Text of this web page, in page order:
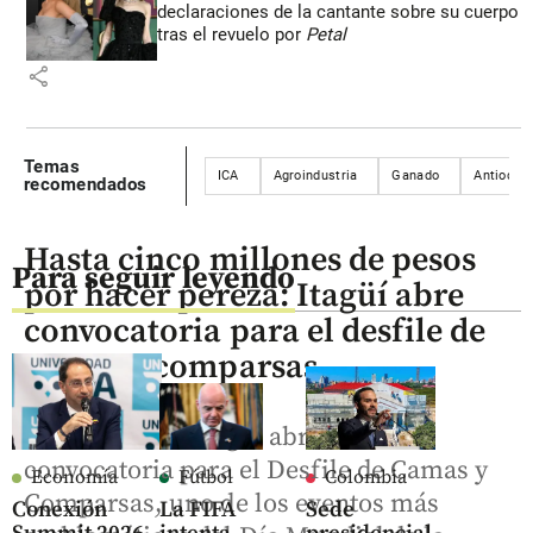
declaraciones de la cantante sobre su cuerpo
tras el revuelo por Petal
share
Temas
recomendados
ICA Agroindustria Ganado Antioquia
Para seguir leyendo
Economía
Conexión
Fútbol
La FIFA
Colombia
Sede
Hasta cinco millones de pesos
por hacer pereza: Itagüí abre
convocatoria para el desfile de
camas y comparsas
La Alcaldía de Itagüí abrió la
convocatoria para el Desfile de Camas y
Comparsas, uno de los eventos más